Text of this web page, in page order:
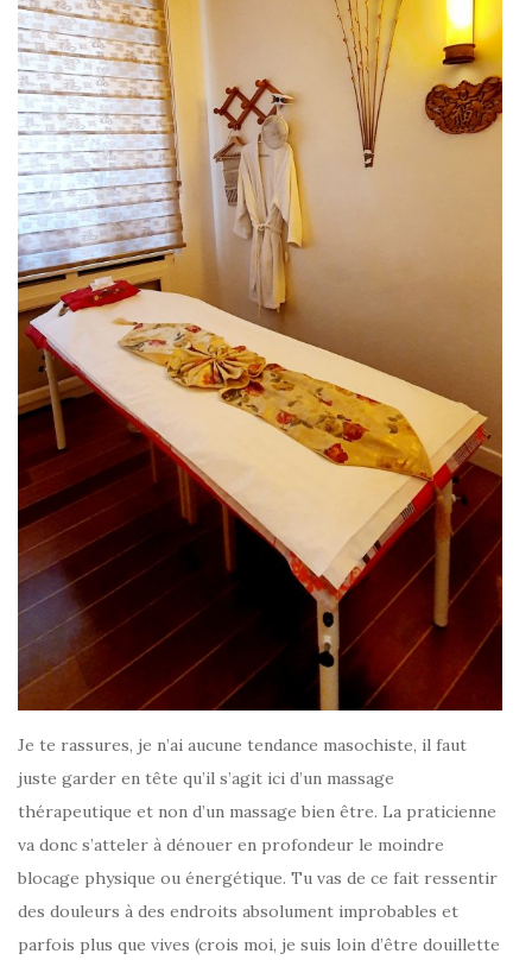
Je te rassures, je n’ai aucune tendance masochiste, il faut
juste garder en tête qu’il s’agit ici d’un massage
thérapeutique et non d’un massage bien être. La praticienne
va donc s’atteler à dénouer en profondeur le moindre
blocage physique ou énergétique. Tu vas de ce fait ressentir
des douleurs à des endroits absolument improbables et
parfois plus que vives (crois moi, je suis loin d’être douillette